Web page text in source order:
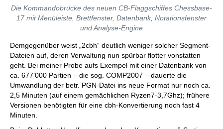
Die Kommandobrücke des neuen CB-Flaggschiffes Chessbase-
17 mit Menüleiste, Brettfenster, Datenbank, Notationsfenster
und Analyse-Engine
Demgegenüber weist „2cbh“ deutlich weniger solcher Segment-
Dateien auf, deren Verwaltung nun spürbar flotter vonstatten
geht. Bei meiner Probe aufs Exempel mit einer Datenbank von
ca. 677’000 Partien – die sog. COMP2007 – dauerte die
Umwandlung der betr. PGN-Datei ins neue Format nur noch ca.
2,5 Minuten (auf einem gemächlichen Ryzen7-3,7Ghz); frühere
Versionen benötigten für eine cbh-Konvertierung noch fast 4
Minuten.